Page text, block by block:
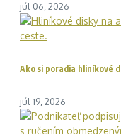
júl 06, 2026
Ako si poradia hliníkové
júl 19, 2026